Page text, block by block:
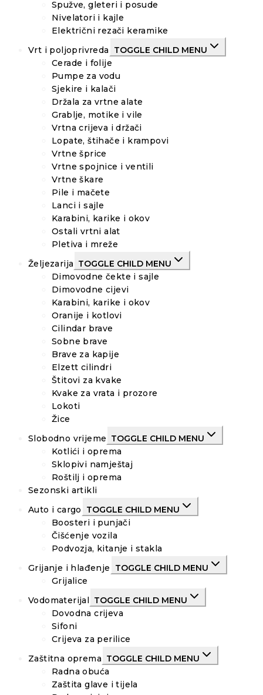
Spužve, gleteri i posude
Nivelatori i kajle
Električni rezači keramike
Vrt i poljoprivreda
TOGGLE CHILD MENU
Cerade i folije
Pumpe za vodu
Sjekire i kalači
Držala za vrtne alate
Grablje, motike i vile
Vrtna crijeva i držači
Lopate, štihače i krampovi
Vrtne šprice
Vrtne spojnice i ventili
Vrtne škare
Pile i mačete
Lanci i sajle
Karabini, karike i okov
Ostali vrtni alat
Pletiva i mreže
Željezarija TOGGLE CHILD MENU
Dimovodne čekte i sajle
Dimovodne cijevi
Karabini, karike i okov
Oranije i kotlovi
Cilindar brave
Sobne brave
Brave za kapije
Elzett cilindri
Štitovi za kvake
Kvake za vrata i prozore
Lokoti
Žice
Slobodno vrijeme TOGGLE CHILD MENU
Kotlići i oprema
Sklopivi namještaj
Roštilj i oprema
Sezonski artikli
Auto i cargo
TOGGLE CHILD MENU
Boosteri i punjači
Čišćenje vozila
Podvozja, kitanje i stakla
Grijanje i hlađenje
TOGGLE CHILD MENU
Grijalice
Vodomaterijal TOGGLE CHILD MENU
Dovodna crijeva
Sifoni
Crijeva za perilice
Zaštitna oprema TOGGLE CHILD MENU
Radna obuća
Zaštita glave i tijela